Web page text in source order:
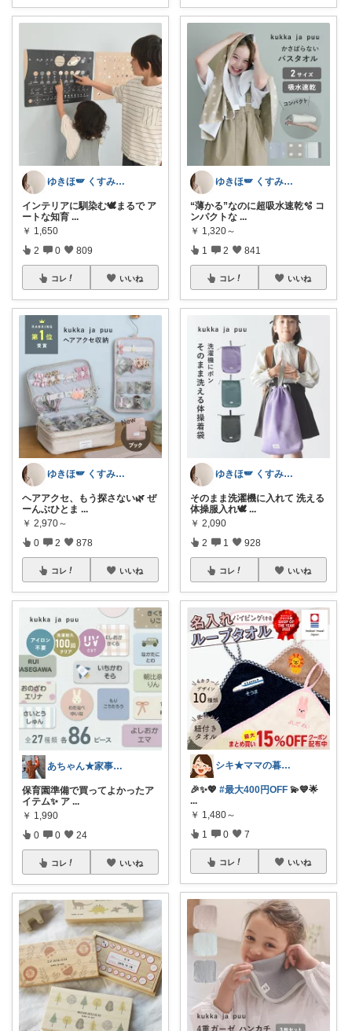
ゆきほ🪽 くすみカラー×小学生ママ
インテリアに馴染む🕊️まるで ア
ートな知育 ...
￥ 1,650
2 0 809
コレ いいね
ゆきほ🪽 くすみカラー×小学生ママ
ヘアアクセ、もう探さない🌿 ぜ
ーんぶひとま ...
￥ 2,970～
0 2 878
コレ いいね
あちゃん★家事ラク＆子育てオススメ★
保育園準備で買ってよかったア
イテム✨ ア ...
￥ 1,990
0 0 24
コレ いいね
ゆきほ🪽 くすみカラー×小学生ママ
“薄かる”なのに超吸水速乾🫧 コ
ンパクトな ...
￥ 1,320～
1 2 841
コレ いいね
ゆきほ🪽 くすみカラー×小学生ママ
そのまま洗濯機に入れて 洗える
体操服入れ🕊 ...
￥ 2,090
2 1 928
コレ いいね
シキ★ママの暮らし、キッズ
🎉✨💖 #最大400円OFF 💫💙🌟
...
￥ 1,480～
1 0 7
コレ いいね